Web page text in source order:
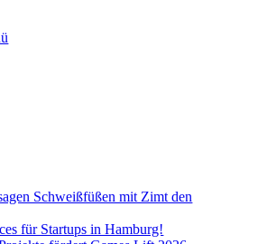
Schweißfüßen mit Zimt den
für Startups in Hamburg!